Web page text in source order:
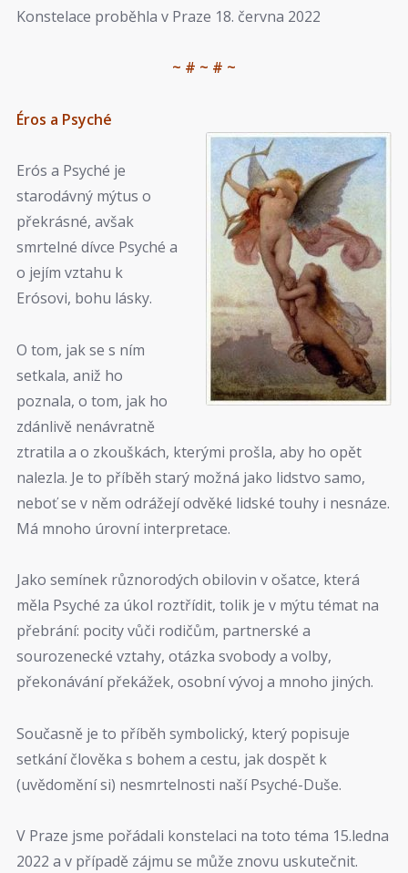
Konstelace proběhla v Praze 18. června 2022
~ # ~ # ~
Éros a Psyché
Erós a Psyché je
starodávný mýtus o
překrásné, avšak
smrtelné dívce Psyché a
o jejím vztahu k
Erósovi, bohu lásky.
O tom, jak se s ním
setkala, aniž ho
poznala, o tom, jak ho
zdánlivě nenávratně
ztratila a o zkouškách, kterými prošla, aby ho opět
nalezla. Je to příběh starý možná jako lidstvo samo,
neboť se v něm odrážejí odvěké lidské touhy i nesnáze.
Má mnoho úrovní interpretace.
Jako semínek různorodých obilovin v ošatce, která
měla Psyché za úkol roztřídit, tolik je v mýtu témat na
přebrání: pocity vůči rodičům, partnerské a
sourozenecké vztahy, otázka svobody a volby,
překonávání překážek, osobní vývoj a mnoho jiných.
Současně je to příběh symbolický, který popisuje
setkání člověka s bohem a cestu, jak dospět k
(uvědomění si) nesmrtelnosti naší Psyché-Duše.
V Praze jsme pořádali konstelaci na toto téma 15.ledna
2022 a v případě zájmu se může znovu uskutečnit.